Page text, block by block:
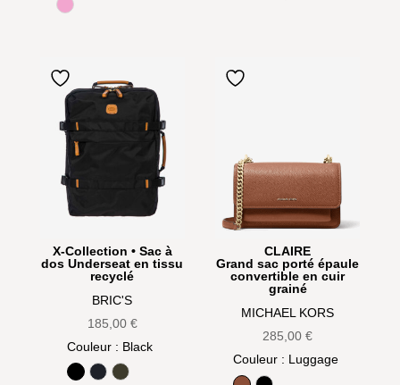
Bow pink
X-Collection • Sac à
dos Underseat en tissu
recyclé
BRIC'S
185,00 €
Couleur : Black
BlackOcean Blue
Olive
CLAIRE
Grand sac porté épaule
convertible en cuir
grainé
MICHAEL KORS
285,00€
Couleur: Luggage